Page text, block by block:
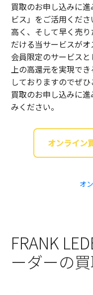
買取のお申し込みに
ビス」をご活用くださ
高く、そして早く売
だける当サービスがオ
会員限定のサービス
上の高還元を実現で
しておりますのでぜひ
買取のお申し込みに
みください。
オンライン
オ
FRANK
ーダーの